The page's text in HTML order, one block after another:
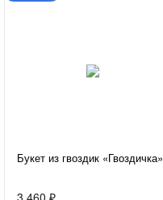
Букет из гвоздик «Гвоздичка»
3 460 ₽